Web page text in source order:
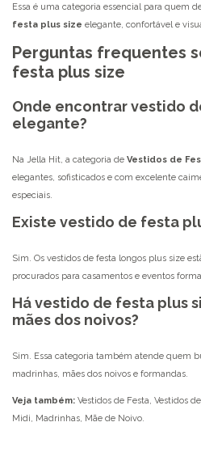
Essa é uma categoria essencial para quem
festa plus size elegante, confortável e
Perguntas frequentes
festa plus size
Onde encontrar vestido
elegante?
Na Jella Hit, a categoria de Vestidos de
elegantes, sofisticados e com excelente
especiais.
Existe vestido de festa
Sim. Os vestidos de festa longos plus size
procurados para casamentos e eventos
Há vestido de festa plus
mães dos noivos?
Sim. Essa categoria também atende quem
madrinhas, mães dos noivos e formandas.
Veja também: Vestidos de Festa, Vestidos
Midi, Madrinhas, Mãe de Noivo.